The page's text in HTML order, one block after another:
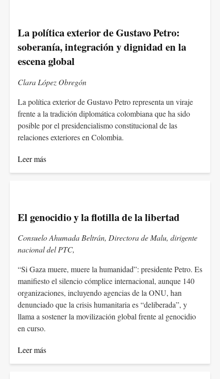
La política exterior de Gustavo Petro:
soberanía, integración y dignidad en la
escena global
Clara López Obregón
La política exterior de Gustavo Petro representa un viraje
frente a la tradición diplomática colombiana que ha sido
posible por el presidencialismo constitucional de las
relaciones exteriores en Colombia.
Leer más
El genocidio y la flotilla de la libertad
Consuelo Ahumada Beltrán, Directora de Malu, dirigente
nacional del PTC,
“Si Gaza muere, muere la humanidad”: presidente Petro. Es
manifiesto el silencio cómplice internacional, aunque 140
organizaciones, incluyendo agencias de la ONU, han
denunciado que la crisis humanitaria es “deliberada”, y
llama a sostener la movilización global frente al genocidio
en curso.
Leer más